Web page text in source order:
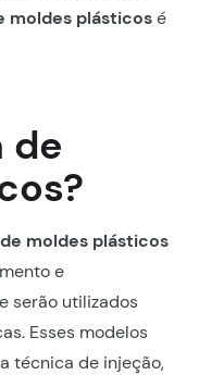
moldes plásticosé
de
moldes plásticos
e
serão utilizados
Esses modelos
técnica de injeção,